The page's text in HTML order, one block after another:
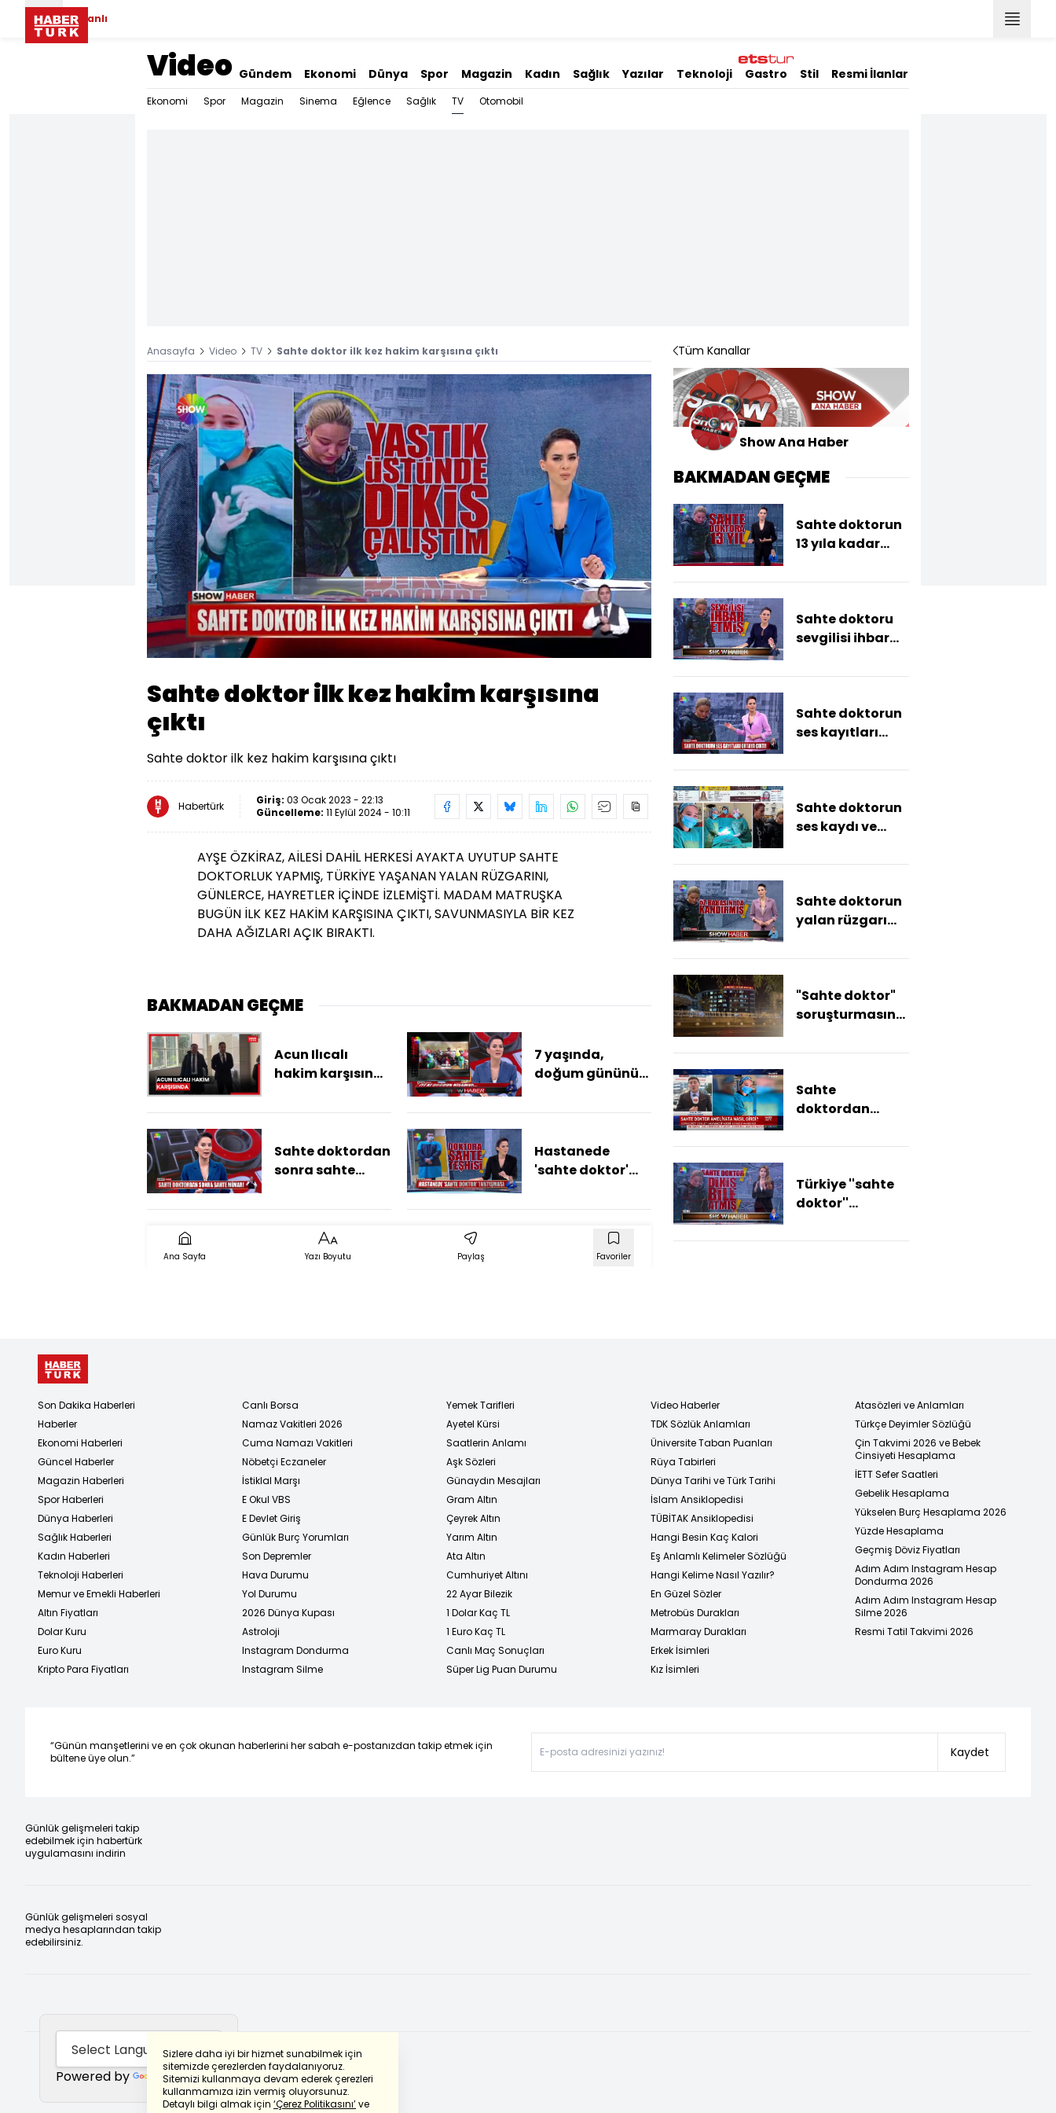
Canlı
Video Gündem Ekonomi Dünya Spor Magazin Kadın Sağlık Yazılar Teknoloji Gastro Stil Resmi İlanlar
Ekonomi Spor Magazin Sinema Eğlence Sağlık TV Otomobil
Anasayfa Video TV Sahte doktor ilk kez hakim karşısına çıktı
Sesi
Aç
Yüklendi :
46.13%
Sahte doktor ilk kez hakim karşısına
çıktı
Sahte doktor ilk kez hakim karşısına çıktı
Habertürk Giriş: 03 Ocak 2023 - 22:13
Güncelleme: 11 Eylül 2024 - 10:11
AYŞE ÖZKİRAZ, AİLESİ DAHİL HERKESİ AYAKTA UYUTUP SAHTE
DOKTORLUK YAPMIŞ, TÜRKİYE YAŞANAN YALAN RÜZGARINI,
GÜNLERCE, HAYRETLER İÇİNDE İZLEMİŞTİ. MADAM MATRUŞKA
BUGÜN İLK KEZ HAKİM KARŞISINA ÇIKTI, SAVUNMASIYLA BİR KEZ
DAHA AĞIZLARI AÇIK BIRAKTI.
BAKMADAN GEÇME
Acun Ilıcalı
hakim karşısına
7 yaşında,
doğum gününü
Sahte doktordan
sonra sahte
Hastanede
'sahte doktor'
Ana Sayfa Yazı Boyutu Paylaş Favoriler
Tüm Kanallar
Show Ana Haber
BAKMADAN GEÇME
Sahte doktorun
13 yıla kadar
Sahte doktoru
sevgilisi ihbar
Sahte doktorun
ses kayıtları
Sahte doktorun
ses kaydı ve
ortaya çıktı
Sahte doktorun
yalan rüzgarı...
"Sahte doktor"
soruşturmasında
cep telefonu
sürüyor
Sahte
doktordan
ihbarı!
Türkiye ''sahte
doktor''
konuşuyor
Sizlere daha iyi bir hizmet sunabilmek için
sitemizde çerezlerden faydalanıyoruz.
Sitemizi kullanmaya devam ederek çerezleri
kullanmamıza izin vermiş oluyorsunuz.
Detaylı bilgi almak için ‘Çerez Politikasını’ve
Son Dakika Haberleri
Haberler
Ekonomi Haberleri
Güncel Haberler
Magazin Haberleri
Spor Haberleri
Dünya Haberleri
Sağlık Haberleri
Kadın Haberleri
Teknoloji Haberleri
Memur ve Emekli Haberleri
Altın Fiyatları
Dolar Kuru
Euro Kuru
Kripto Para Fiyatları
Canlı Borsa
Namaz Vakitleri 2026
Cuma Namazı Vakitleri
Nöbetçi Eczaneler
İstiklal Marşı
E Okul VBS
E Devlet Giriş
Günlük Burç Yorumları
Son Depremler
Hava Durumu
Yol Durumu
2026 Dünya Kupası
Astroloji
Instagram Dondurma
Instagram Silme
Yemek Tarifleri
Ayetel Kürsi
Saatlerin Anlamı
Aşk Sözleri
Günaydın Mesajları
Gram Altın
Çeyrek Altın
Yarım Altın
Ata Altın
Cumhuriyet Altını
22 Ayar Bilezik
1 Dolar Kaç TL
1 Euro Kaç TL
Canlı Maç Sonuçları
Süper Lig Puan Durumu
Video Haberler
TDK Sözlük Anlamları
Üniversite Taban Puanları
Rüya Tabirleri
Dünya Tarihi ve Türk Tarihi
İslam Ansiklopedisi
TÜBİTAK Ansiklopedisi
Hangi Besin Kaç Kalori
Eş Anlamlı Kelimeler Sözlüğü
Hangi Kelime Nasıl Yazılır?
En Güzel Sözler
Metrobüs Durakları
Marmaray Durakları
Erkek İsimleri
Kız İsimleri
Atasözleri ve Anlamları
Türkçe Deyimler Sözlüğü
Çin Takvimi 2026 ve Bebek
Cinsiyeti Hesaplama
İETT Sefer Saatleri
Gebelik Hesaplama
Yükselen Burç Hesaplama 2026
Yüzde Hesaplama
Geçmiş Döviz Fiyatları
Adım Adım Instagram Hesap
Dondurma 2026
Adım Adım Instagram Hesap
Silme 2026
Resmi Tatil Takvimi 2026
“Günün manşetlerini ve en çok okunan haberlerini her sabah e-postanızdan takip etmek için
bültene üye olun.”
Kaydet
Günlük gelişmeleri takip
edebilmek için habertürk
uygulamasını indirin
Günlük gelişmeleri sosyal
medya hesaplarından takip
edebilirsiniz.
Powered by Translate